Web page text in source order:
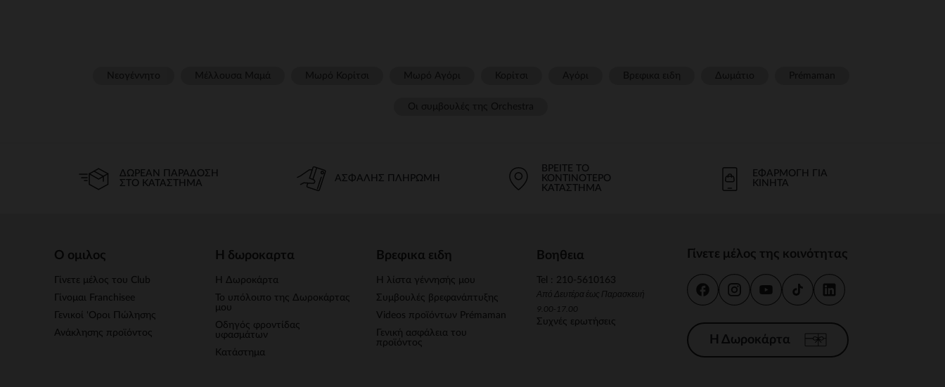
ΔΩΡΕΆΝ ΠΑΡΆΔΟΣΗ
ΣΤΟ ΚΑΤΆΣΤΗΜΑ
ΑΣΦΑΛΉΣ ΠΛΗΡΩΜΉ
ΒΡΕΊΤΕ ΤΟ
ΚΟΝΤΙΝΌΤΕΡΟ
ΚΑΤΆΣΤΗΜΑ
ΕΦΑΡΜΟΓΉ ΓΙΑ
ΚΙΝΗΤΆ
Ο ομιλος
Γίνετε μέλος του Club
Γίνομαι Franchisee
Γενικοί 'Οροι Πώλησης
Ανάκλησης προϊόντος
Η δωροκαρτα
Η Δωροκάρτα
Το υπόλοιπο της Δωροκάρτας
μου
Οδηγός φροντίδας
υφασμάτων
Κατάστημα
Βρεφικα ειδη
Η λίστα γέννησής μου
Συμβουλές βρεφανάπτυξης
Videos προϊόντων Prémaman
Γενική ασφάλεια του
προϊόντος
Βοηθεια
Tel : 210-5610163
Από Δευτέρα έως Παρασκευή
9.00-17.00
Συχνές ερωτήσεις
Γίνετε μέλος της κοινότητας
Η Δωροκάρτα